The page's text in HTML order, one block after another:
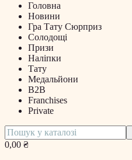
Головна
Новини
Гра Тату Сюрприз
Солодощі
Призи
Наліпки
Тату
Медальйони
B2B
Franchises
Private
0,00 ₴